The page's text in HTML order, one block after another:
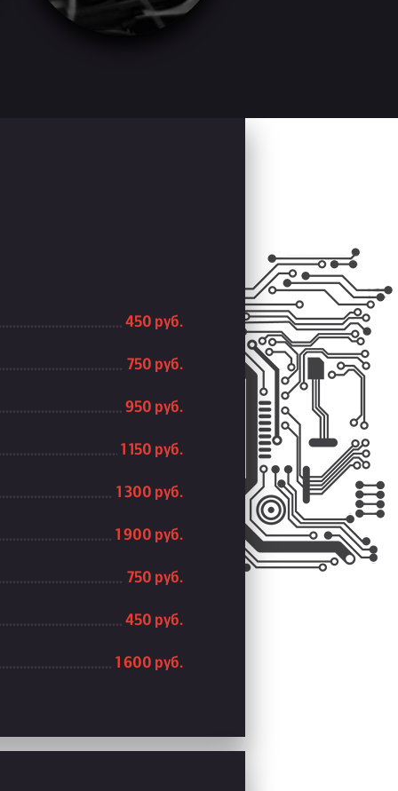
450 руб.
750 руб.
950 руб.
1 150 руб.
1 300 руб.
1 900 руб.
750 руб.
450 руб.
1 600 руб.